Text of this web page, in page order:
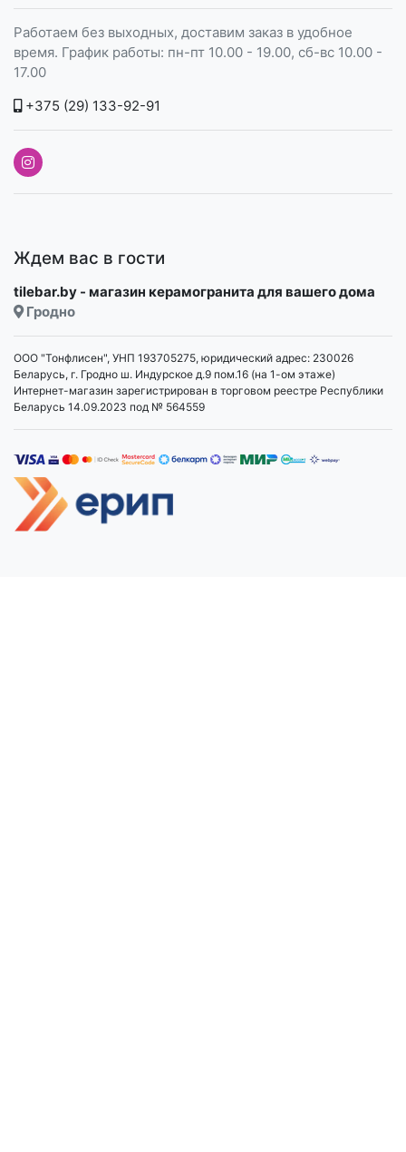
Работаем без выходных, доставим заказ в удобное
время. График работы: пн-пт 10.00 - 19.00, сб-вс 10.00 -
17.00
+375 (29) 133-92-91
Ждем вас в гости
tilebar.by - магазин керамогранита для вашего дома
Гродно
ООО "Тонфлисен", УНП 193705275, юридический адрес: 230026
Беларусь, г. Гродно ш. Индурское д.9 пом.16 (на 1-ом этаже)
Интернет-магазин зарегистрирован в торговом реестре Республики
Беларусь 14.09.2023 под № 564559